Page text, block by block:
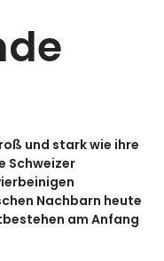
und stark wie ihre
Schweizer
Nachbarn heute
am Anfang